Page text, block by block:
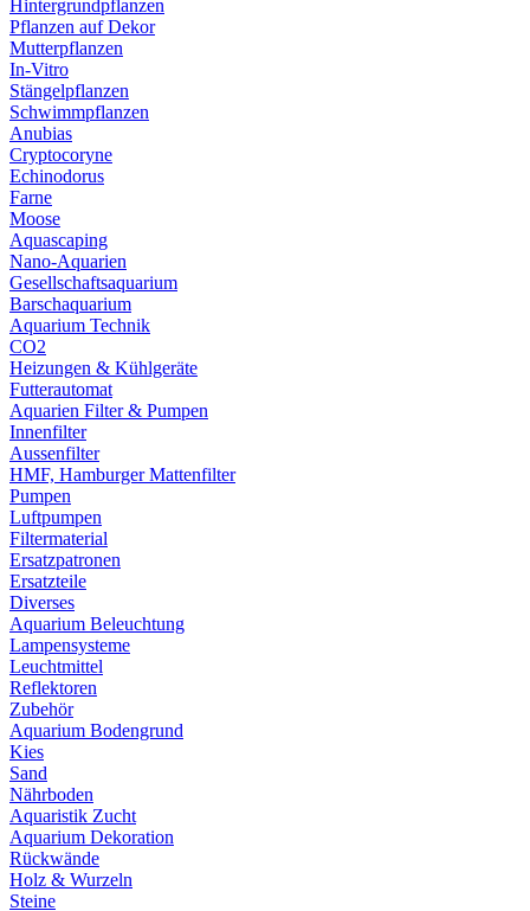
Hintergrundpflanzen
Pflanzen auf Dekor
Mutterpflanzen
In-Vitro
Stängelpflanzen
Schwimmpflanzen
Anubias
Cryptocoryne
Echinodorus
Farne
Moose
Aquascaping
Nano-Aquarien
Gesellschaftsaquarium
Barschaquarium
Aquarium Technik
CO2
Heizungen & Kühlgeräte
Futterautomat
Aquarien Filter & Pumpen
Innenfilter
Aussenfilter
HMF, Hamburger Mattenfilter
Pumpen
Luftpumpen
Filtermaterial
Ersatzpatronen
Ersatzteile
Diverses
Aquarium Beleuchtung
Lampensysteme
Leuchtmittel
Reflektoren
Zubehör
Aquarium Bodengrund
Kies
Sand
Nährboden
Aquaristik Zucht
Aquarium Dekoration
Rückwände
Holz & Wurzeln
Steine